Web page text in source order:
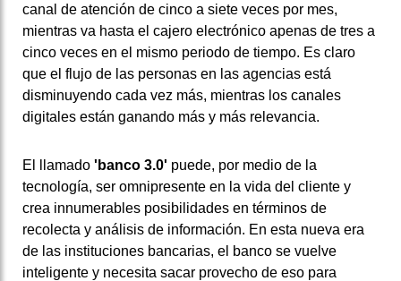
canal de atención de cinco a siete veces por mes,
mientras va hasta el cajero electrónico apenas de tres a
cinco veces en el mismo periodo de tiempo. Es claro
que el flujo de las personas en las agencias está
disminuyendo cada vez más, mientras los canales
digitales están ganando más y más relevancia.
El llamado 'banco 3.0' puede, por medio de la
tecnología, ser omnipresente en la vida del cliente y
crea innumerables posibilidades en términos de
recolecta y análisis de información. En esta nueva era
de las instituciones bancarias, el banco se vuelve
inteligente y necesita sacar provecho de eso para